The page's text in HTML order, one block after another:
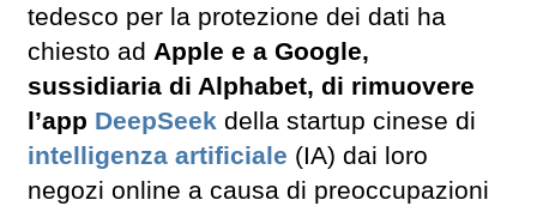
tedesco per la protezione dei dati ha
chiesto ad Apple e a Google,
sussidiaria di Alphabet, di rimuovere
l’app DeepSeek della startup cinese di
intelligenza artificiale (IA) dai loro
negozi online a causa di preoccupazioni